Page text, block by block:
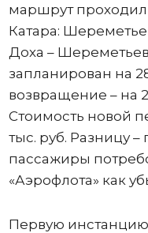
маршрут проходил
Катара:
Доха –
запланирован на
возвращение – на
Стоимость новой
тыс. руб. Разницу –
пассажиры
«Аэрофлота» как
Первую